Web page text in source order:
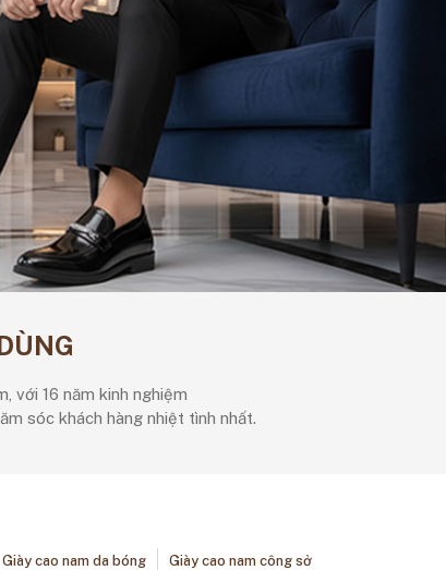
với 16 năm kinh nghiệm
sóc khách hàng nhiệt tình nhất.
Giày cao nam da bóng Giày cao nam công sở